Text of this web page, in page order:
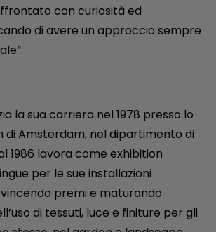
con curiosità ed
di avere un approccio sempre
la sua carriera nel 1978 presso lo
di Amsterdam, nel dipartimento di
1986 lavora come exhibition
per le sue installazioni
premi e maturando
di tessuti, luce e finiture per gli